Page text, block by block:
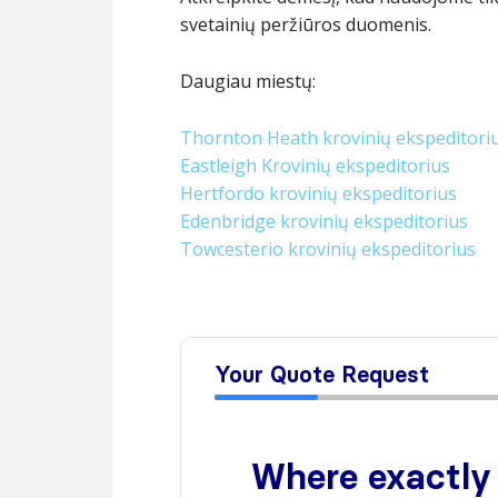
svetainių peržiūros duomenis.
Daugiau miestų:
Thornton Heath krovinių
Eastleigh Krovinių ekspeditorius
Hertfordo krovinių ekspeditorius
Edenbridge krovinių ekspeditorius
Towcesterio krovinių ekspeditorius